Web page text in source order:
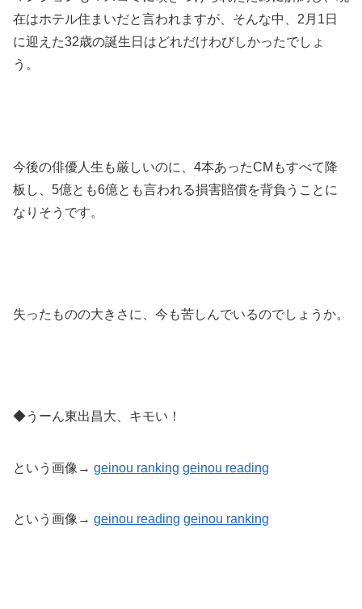
在はホテル住まいだと言われますが、そんな中、2月1日
に迎えた32歳の誕生日はどれだけわびしかったでしょ
う。
今後の俳優人生も厳しいのに、4本あったCMもすべて降
板し、5億とも6億とも言われる損害賠償を背負うことに
なりそうです。
失ったものの大きさに、今も苦しんでいるのでしょうか。
◆うーん東出昌大、キモい！
という画像→ geinou ranking geinou reading
という画像→ geinou reading geinou ranking